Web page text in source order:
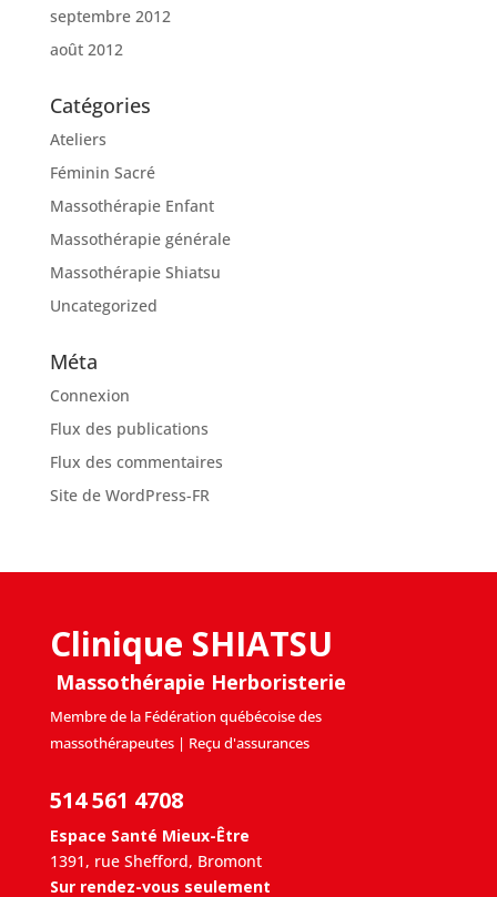
septembre 2012
août 2012
Catégories
Ateliers
Féminin Sacré
Massothérapie Enfant
Massothérapie générale
Massothérapie Shiatsu
Uncategorized
Méta
Connexion
Flux des publications
Flux des commentaires
Site de WordPress-FR
Clinique SHIATSU
Massothérapie Herboristerie
Membre de la Fédération québécoise des
massothérapeutes | Reçu d'assurances
514 561 4708
Espace Santé Mieux-Être
1391, rue Shefford, Bromont
Sur rendez-vous seulement